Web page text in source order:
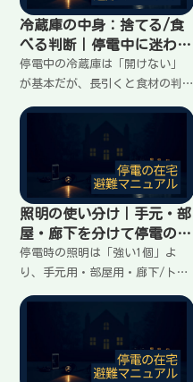
整え方をまとめる。
冷蔵庫の中身：捨てる/食
べる判断｜停電中に迷わな
い基準
停電中の冷蔵庫は「開けない」
が基本だが、長引くと食材の判
の考え方、短時間で取り出すコ
ツ、加熱できない前提での優先
順位、迷ったときの判断ポイン
トを在宅避難向けに整理する。
照明の使い分け｜手元・部
屋・廊下を分けて停電の夜
をラクにする
停電時の照明は「強い1個」よ
り、手元用・部屋用・廊下/トイ
心が上がる。置き場所の決め
方、夜の動線を守る配置、電池
切れを防ぐ点検タイミングま
で、在宅避難向けにまとめる。